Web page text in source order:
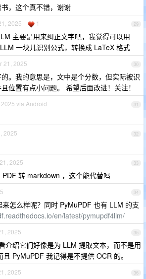
，这个真不错，谢谢
29
2025 1
主要是用来纠正文字吧，我觉得可以用
一块儿识别公式，转换成 LaTeX 格式
30
21, 2025
。我的意思是，文中是个分数，但实际被识
位置有点小问题。 希望后面改进！关注！
31
via Android
32
2025
33
2025
转 markdown ，这个能代替吗
34
怎么样呢？同时 PyMuPDF 也有 LLM 的支
en/latest/pymupdf4llm/
35
2025
介绍它们好像是为 LLM 提取文本，而不是用
PyMuPDF 我记得是不提供 OCR 的。
36
2025